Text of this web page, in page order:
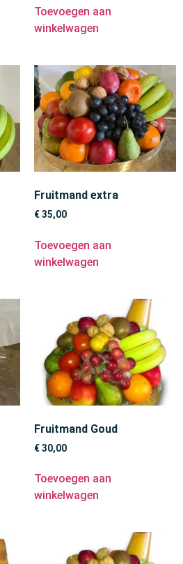
Toevoegen aan
winkelwagen
Fruitmand extra
€35,00
Toevoegen aan
winkelwagen
Fruitmand Goud
€30,00
Toevoegen aan
winkelwagen